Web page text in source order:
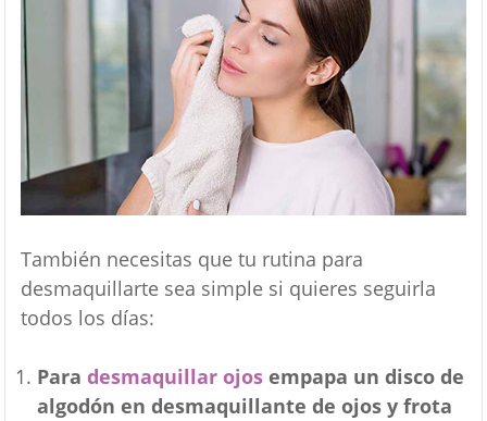
También necesitas que tu rutina para
desmaquillarte sea simple si quieres seguirla
todos los días:
Para desmaquillar ojosempapa un disco de
algodón en desmaquillante de ojos y frota